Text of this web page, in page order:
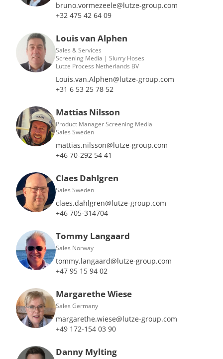
bruno.vormezeele@lutze-group.com
+32 475 42 64 09
Louis van Alphen
Sales & Services
Screening Media | Slurry Hoses
Lutze Process Netherlands BV
Louis.van.Alphen@lutze-group.com
+31 6 53 25 78 52
Mattias Nilsson
Product Manager Screening Media
Sales Sweden
mattias.nilsson@lutze-group.com
+46 70-292 54 41
Claes Dahlgren
Sales Sweden
claes.dahlgren@lutze-group.com
+46 705-314704
Tommy Langaard
Sales Norway
tommy.langaard@lutze-group.com
+47 95 15 94 02
Margarethe Wiese
Sales Germany
margarethe.wiese@lutze-group.com
+49 172-154 03 90
Danny Mylting